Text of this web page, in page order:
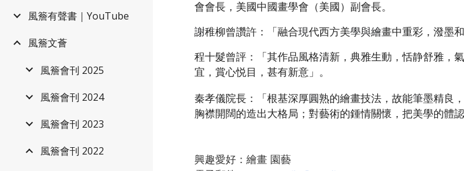
風簷有聲書｜YouTube
風簷文薈
風簷會刊 2025
風簷會刊 2024
風簷會刊 2023
風簷會刊 2022
會會長，美國中國畫學會（美國）副會長。
謝稚柳曾讚許：「融合現代西方美學與繪畫中重彩，潑墨
程十髮曾評 ： 「其作品風格清新，典雅生動，恬静舒雅，
宜，賞心悦目，甚有新意」。
秦孝儀院長 ：「根基深厚圓熟的繪畫技法，故能筆墨精良
胸襟開闊的造出大格局；對藝術的鍾情關懷，把美學的體
興趣愛好：繪畫 園藝